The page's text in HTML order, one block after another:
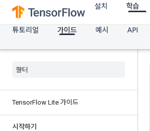
설치 학습
튜토리얼 가이드 예시 API
TensorFlow Lite 가이드
시작하기